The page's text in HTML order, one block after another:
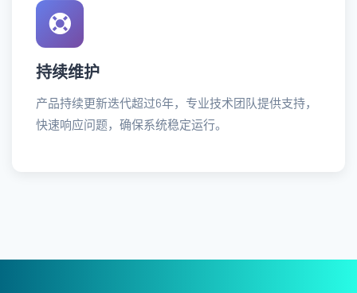
持续维护
产品持续更新迭代超过6年，专业技术团队提供支持，
快速响应问题，确保系统稳定运行。